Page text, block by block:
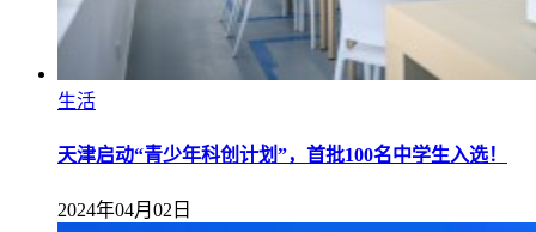
生活
天津启动“青少年科创计划”，首批100名中学生入选！
2024年04月02日